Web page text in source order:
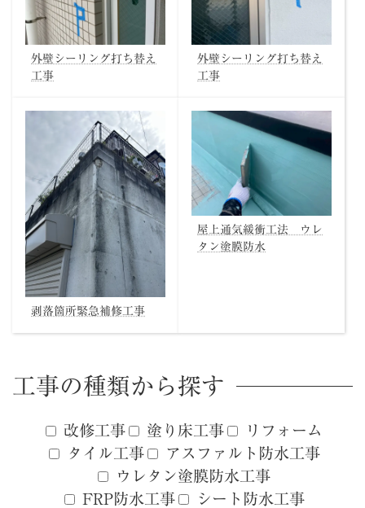
外壁シーリング打ち替え
工事
外壁シーリング打ち替え
工事
剥落箇所緊急補修工事
屋上通気緩衝工法 ウレ
タン塗膜防水
工事の種類から探す
改修工事 塗り床工事
リフォーム
タイル工事
アスファルト防水工事
ウレタン塗膜防水工事
FRP防水工事
シート防水工事